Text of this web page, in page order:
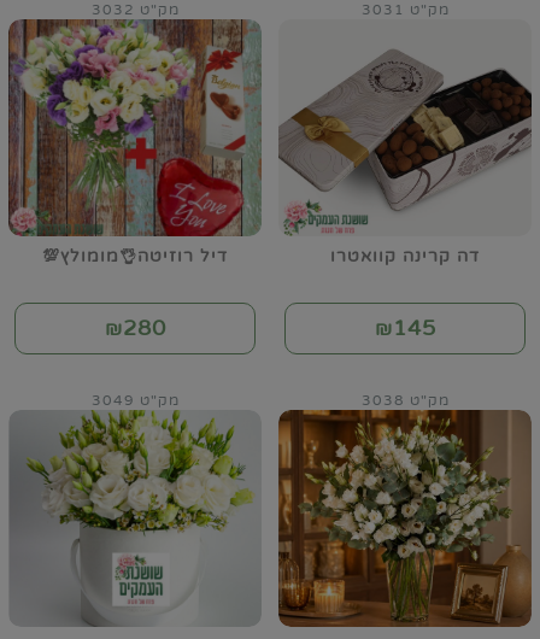
דה קרינה קוואטרו
מק"ט 3031
₪145
דיל רוזיטה👌מומולץ💯
מק"ט 3032
₪280
מק"ט 3038 מק"ט 3049